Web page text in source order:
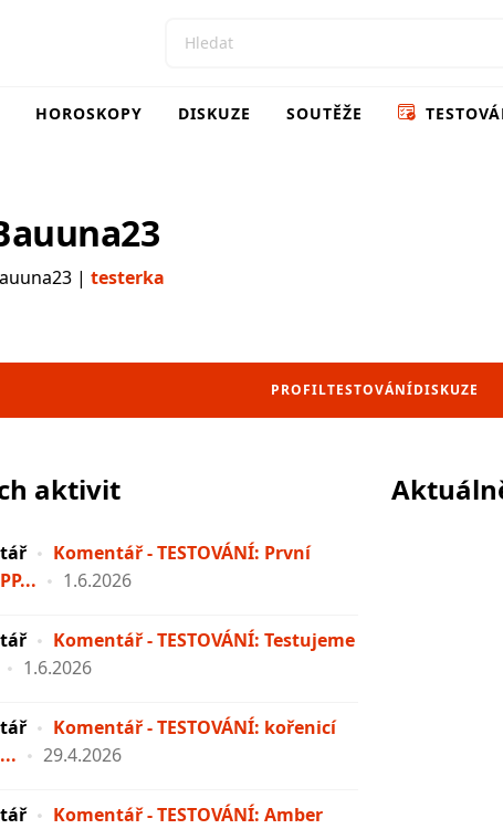
HOROSKOPY DISKUZE SOUTĚŽE
| testerka
PROFILTESTOVÁNÍDISKUZE
aktivit
Komentář - TESTOVÁNÍ: První
1.6.2026
Komentář - TESTOVÁNÍ: Testujeme
1.6.2026
Komentář - TESTOVÁNÍ: kořenicí
29.4.2026
Komentář - TESTOVÁNÍ: Amber